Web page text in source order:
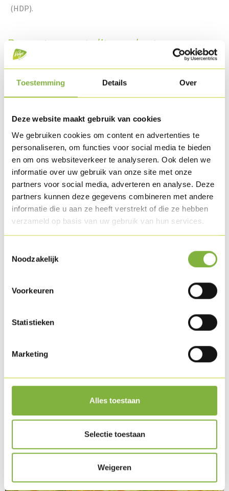
Toestemming Details Over
Deze website maakt gebruik van cookies
We gebruiken cookies om content en advertenties te
personaliseren, om functies voor social media te bieden
en om ons websiteverkeer te analyseren. Ook delen we
informatie over uw gebruik van onze site met onze
partners voor social media, adverteren en analyse. Deze
partners kunnen deze gegevens combineren met andere
informatie die u aan ze heeft verstrekt of die ze hebben
verzameld op basis van uw gebruik van hun services.
Noodzakelijk
Voorkeuren
Statistieken
Marketing
Alles toestaan
Selectie toestaan
Weigeren
(HDP).
Recepten met dit product
Plank antipasti
Mousse van kip met knapperige sla